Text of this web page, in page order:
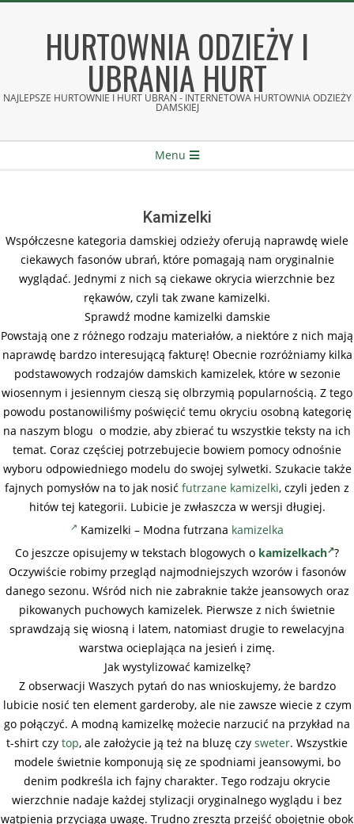
HURTOWNIA ODZIEŻY I
UBRANIA HURT
NAJLEPSZE HURTOWNIE I HURT UBRAŃ - INTERNETOWA HURTOWNIA ODZIEŻY
DAMSKIEJ
Menu
Kamizelki
Współczesne kategoria damskiej odzieży oferują naprawdę wiele
ciekawych fasonów ubrań, które pomagają nam oryginalnie
wyglądać. Jednymi z nich są ciekawe okrycia wierzchnie bez
rękawów, czyli tak zwane kamizelki.
Sprawdź modne kamizelki damskie
Powstają one z różnego rodzaju materiałów, a niektóre z nich mają
naprawdę bardzo interesującą fakturę! Obecnie rozróżniamy kilka
podstawowych rodzajów damskich kamizelek, które w sezonie
wiosennym i jesiennym cieszą się olbrzymią popularnością. Z tego
powodu postanowiliśmy poświęcić temu okryciu osobną kategorię
na naszym blogu o modzie, aby zbierać tu wszystkie teksty na ich
temat. Coraz częściej potrzebujecie bowiem pomocy odnośnie
wyboru odpowiedniego modelu do swojej sylwetki. Szukacie także
fajnych pomysłów na to jak nosić futrzane kamizelki, czyli jeden z
hitów tej kategorii. Lubicie je zwłaszcza w wersji długiej.
Kamizelki – Modna futrzana kamizelka
Co jeszcze opisujemy w tekstach blogowych o kamizelkach ?
Oczywiście robimy przegląd najmodniejszych wzorów i fasonów
danego sezonu. Wśród nich nie zabraknie także jeansowych oraz
pikowanych puchowych kamizelek. Pierwsze z nich świetnie
sprawdzają się wiosną i latem, natomiast drugie to rewelacyjna
warstwa ocieplająca na jesień i zimę.
Jak wystylizować kamizelkę?
Z obserwacji Waszych pytań do nas wnioskujemy, że bardzo
lubicie nosić ten element garderoby, ale nie zawsze wiecie z czym
go połączyć. A modną kamizelkę możecie narzucić na przykład na
t-shirt czy top, ale założycie ją też na bluzę czy sweter. Wszystkie
modele świetnie komponują się ze spodniami jeansowymi, bo
denim podkreśla ich fajny charakter. Tego rodzaju okrycie
wierzchnie nadaje każdej stylizacji oryginalnego wyglądu i bez
wątpienia przyciąga uwagę. Trudno zresztą przejść obojętnie obok